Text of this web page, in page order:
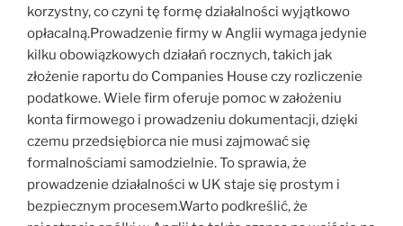
korzystny, co czyni tę formę działalności wyjątkowo
opłacalną.Prowadzenie firmy w Anglii wymaga jedynie
kilku obowiązkowych działań rocznych, takich jak
złożenie raportu do Companies House czy rozliczenie
podatkowe. Wiele firm oferuje pomoc w założeniu
konta firmowego i prowadzeniu dokumentacji, dzięki
czemu przedsiębiorca nie musi zajmować się
formalnościami samodzielnie. To sprawia, że
prowadzenie działalności w UK staje się prostym i
bezpiecznym procesem.Warto podkreślić, że